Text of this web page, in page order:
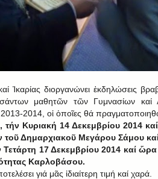
Ἰκαρίας διοργανώνει ἐκδηλώσεις
μαθητῶν τῶν Γυμνασίων καί
2014, οἱ ὁποῖες θά
τήν Κυριακή 14 Δεκεμβρίου 2014
Δημαρχιακοῦ Μεγάρου Σάμου
Τετάρτη 17 Δεκεμβρίου 2014 καί
Καρλοβάσου.
γιά μᾶς ἰδιαίτερη τιμή καί χαρά.